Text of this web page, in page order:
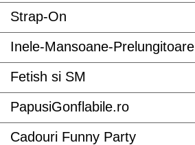
Strap-On
Inele-Mansoane-Prelungitoare
Fetish si SM
PapusiGonflabile.ro
Cadouri Funny Party